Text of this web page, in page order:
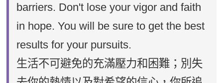
barriers. Don't lose your vigor and faith
in hope. You will be sure to get the best
results for your pursuits.
生活不可避免的充滿壓力和困難；別失